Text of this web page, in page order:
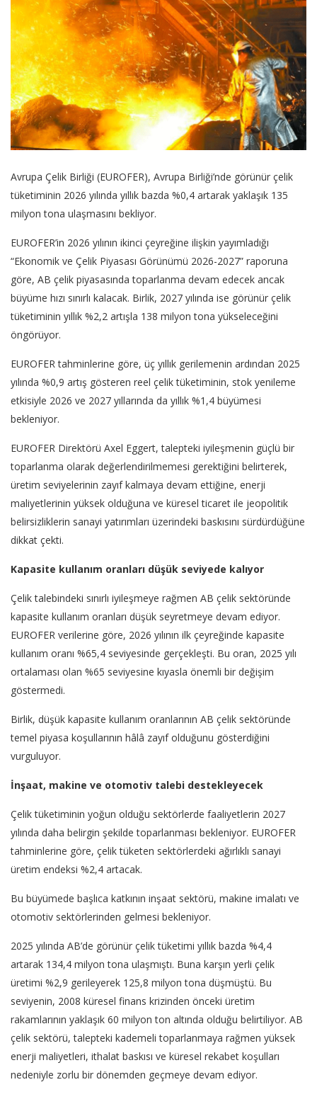
Avrupa Çelik Birliği (EUROFER), Avrupa Birliği’nde görünür çelik
tüketiminin 2026 yılında yıllık bazda %0,4 artarak yaklaşık 135
milyon tona ulaşmasını bekliyor.
EUROFER’in 2026 yılının ikinci çeyreğine ilişkin yayımladığı
“Ekonomik ve Çelik Piyasası Görünümü 2026-2027” raporuna
göre, AB çelik piyasasında toparlanma devam edecek ancak
büyüme hızı sınırlı kalacak. Birlik, 2027 yılında ise görünür çelik
tüketiminin yıllık %2,2 artışla 138 milyon tona yükseleceğini
öngörüyor.
EUROFER tahminlerine göre, üç yıllık gerilemenin ardından 2025
yılında %0,9 artış gösteren reel çelik tüketiminin, stok yenileme
etkisiyle 2026 ve 2027 yıllarında da yıllık %1,4 büyümesi
bekleniyor.
EUROFER Direktörü Axel Eggert, talepteki iyileşmenin güçlü bir
toparlanma olarak değerlendirilmemesi gerektiğini belirterek,
üretim seviyelerinin zayıf kalmaya devam ettiğine, enerji
maliyetlerinin yüksek olduğuna ve küresel ticaret ile jeopolitik
belirsizliklerin sanayi yatırımları üzerindeki baskısını sürdürdüğüne
dikkat çekti.
Kapasite kullanım oranları düşük seviyede kalıyor
Çelik talebindeki sınırlı iyileşmeye rağmen AB çelik sektöründe
kapasite kullanım oranları düşük seyretmeye devam ediyor.
EUROFER verilerine göre, 2026 yılının ilk çeyreğinde kapasite
kullanım oranı %65,4 seviyesinde gerçekleşti. Bu oran, 2025 yılı
ortalaması olan %65 seviyesine kıyasla önemli bir değişim
göstermedi.
Birlik, düşük kapasite kullanım oranlarının AB çelik sektöründe
temel piyasa koşullarının hâlâ zayıf olduğunu gösterdiğini
vurguluyor.
İnşaat, makine ve otomotiv talebi destekleyecek
Çelik tüketiminin yoğun olduğu sektörlerde faaliyetlerin 2027
yılında daha belirgin şekilde toparlanması bekleniyor. EUROFER
tahminlerine göre, çelik tüketen sektörlerdeki ağırlıklı sanayi
üretim endeksi %2,4 artacak.
Bu büyümede başlıca katkının inşaat sektörü, makine imalatı ve
otomotiv sektörlerinden gelmesi bekleniyor.
2025 yılında AB’de görünür çelik tüketimi yıllık bazda %4,4
artarak 134,4 milyon tona ulaşmıştı. Buna karşın yerli çelik
üretimi %2,9 gerileyerek 125,8 milyon tona düşmüştü. Bu
seviyenin, 2008 küresel finans krizinden önceki üretim
rakamlarının yaklaşık 60 milyon ton altında olduğu belirtiliyor. AB
çelik sektörü, talepteki kademeli toparlanmaya rağmen yüksek
enerji maliyetleri, ithalat baskısı ve küresel rekabet koşulları
nedeniyle zorlu bir dönemden geçmeye devam ediyor.